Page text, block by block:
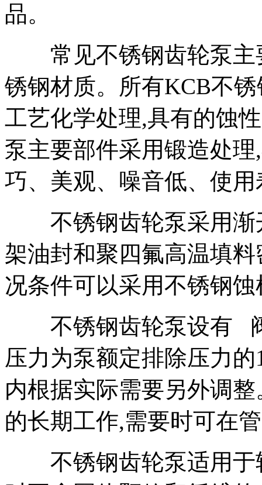
品。
常见不锈钢齿轮泵主
锈钢材质。所有KCB不
工艺化学处理,具有的蚀
泵主要部件采用锻造处
巧、美观、噪音低、使
不锈钢齿轮泵采用渐
架油封和聚四氟高温填
况条件可以采用不锈钢
不锈钢齿轮泵设有
压力为泵额定排除压力
内根据实际需要另外调
的长期工作,需要时可在
不锈钢齿轮泵适用于